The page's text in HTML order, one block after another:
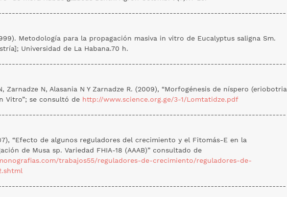
Metodología para la propagación masiva in vitro de Eucalyptus saligna Sm.
Universidad de La Habana.70 h.
Zarnadze N, Alasania N Y Zarnadze R. (2009), “Morfogénesis de níspero (eriobotria
Vitro”; se consultó de http://www.science.org.ge/3-1/Lomtatidze.pdf
“Efecto de algunos reguladores del crecimiento y el Fitomás-E en la
de Musa sp. Variedad FHIA-18 (AAAB)” consultado de
trabajos55/reguladores-de-crecimiento/reguladores-de-